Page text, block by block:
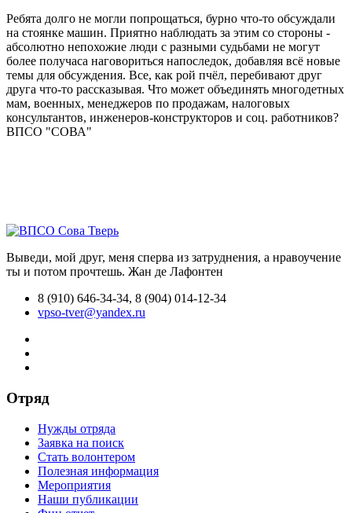
Ребята долго не могли попрощаться, бурно что-то обсуждали
на стоянке машин. Приятно наблюдать за этим со стороны -
абсолютно непохожие люди с разными судьбами не могут
более получаса наговориться напоследок, добавляя всё новые
темы для обсуждения. Все, как рой пчёл, перебивают друг
друга что-то рассказывая. Что может объединять многодетных
мам, военных, менеджеров по продажам, налоговых
консультантов, инженеров-конструкторов и соц. работников?
ВПСО "СОВА"
Выведи, мой друг, меня сперва из затруднения, а нравоучение
ты и потом прочтешь. Жан де Лафонтен
8 (910) 646-34-34, 8 (904) 014-12-34
vpso-tver@yandex.ru
Отряд
Нужды отряда
Заявка на поиск
Стать волонтером
Полезная информация
Мероприятия
Наши публикации